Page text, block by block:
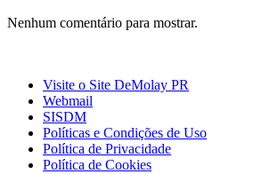
Nenhum comentário para mostrar.
Visite o Site DeMolay PR
Webmail
SISDM
Políticas e Condições de Uso
Política de Privacidade
Política de Cookies